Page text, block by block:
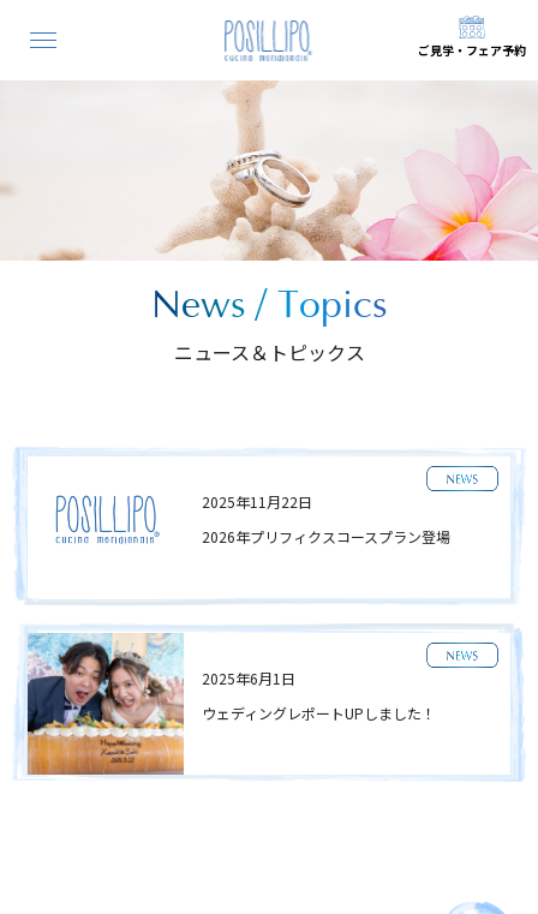
Our Hospitality
会場
ウェディングフォト
ウェディングストーリー
Resort Wedding
Flow
当日までの流れ
News/Topics
ニュース&トピックス
FAQ
よくあるご質問
ご見学 ・ フェア予約
News / Topics
ニュース＆トピックス
2025年11月22日
2026年プリフィクスコースプラン登場
2025年6月1日
ウェディングレポートUPしました！